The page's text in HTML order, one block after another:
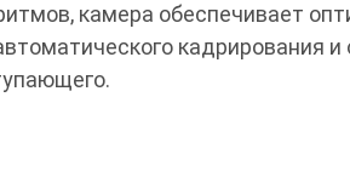
камера обеспечивает
кадрирования